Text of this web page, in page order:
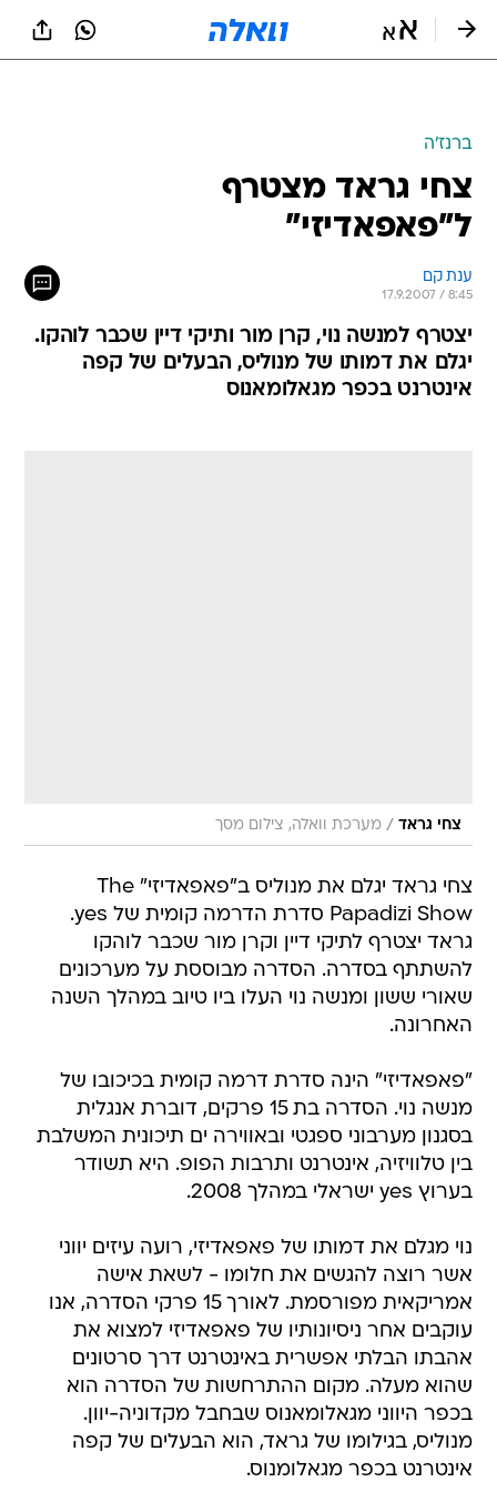
ברנז'ה
צחי גראד מצטרף
ל"פאפאדיזי"
ענת קם
17.9.2007 / 8:45
יצטרף למנשה נוי, קרן מור ותיקי דיין שכבר לוהקו.
יגלם את דמותו של מנוליס, הבעלים של קפה
אינטרנט בכפר מגאלומאנוס
צחי גראד / מערכת וואלה, צילום מסך
צחי גראד יגלם את מנוליס ב"פאפאדיזי" The
Papadizi Show סדרת הדרמה קומית של yes.
גראד יצטרף לתיקי דיין וקרן מור שכבר לוהקו
להשתתף בסדרה. הסדרה מבוססת על מערכונים
שאורי ששון ומנשה נוי העלו ביו טיוב במהלך השנה
האחרונה.
"פאפאדיזי" הינה סדרת דרמה קומית בכיכובו של
מנשה נוי. הסדרה בת 15 פרקים, דוברת אנגלית
בסגנון מערבוני ספגטי ובאווירה ים תיכונית המשלבת
בין טלוויזיה, אינטרנט ותרבות הפופ. היא תשודר
בערוץ yes ישראלי במהלך 2008.
נוי מגלם את דמותו של פאפאדיזי, רועה עיזים יווני
אשר רוצה להגשים את חלומו - לשאת אישה
אמריקאית מפורסמת. לאורך 15 פרקי הסדרה, אנו
עוקבים אחר ניסיונותיו של פאפאדיזי למצוא את
אהבתו הבלתי אפשרית באינטרנט דרך סרטונים
שהוא מעלה. מקום ההתרחשות של הסדרה הוא
בכפר היווני מגאלומאנוס שבחבל מקדוניה-יוון.
מנוליס, בגילומו של גראד, הוא הבעלים של קפה
אינטרנט בכפר מגאלומנוס.